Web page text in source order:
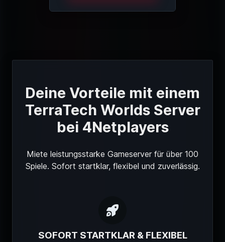
Deine Vorteile mit einem
TerraTech Worlds Server
bei 4Netplayers
Miete leistungsstarke Gameserver für über 100
Spiele. Sofort startklar, flexibel und zuverlässig.
SOFORT STARTKLAR & FLEXIBEL